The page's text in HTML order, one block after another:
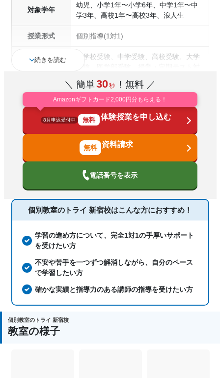
対象学年
幼児、小学1年〜小学6年、中学1年〜中
学3年、高校1年〜高校3年、浪人生
授業形式 個別指導(1対1)
通塾の目的
小学校受験、中学受験、高校受験、大学
型選抜(旧AO)対策、推薦入試対策、学校
別特化対策、国公立大対策、私大対策、
共通テスト対策、英検(英語検定)対策、
漢検(漢字検定)対策、数学特化対策、英
語・英会話特化対策、その他科目別特化
対策
中高一貫校生に対応、授業の振替可能、
不登校生に対応、学習にPC・タブレット
を利用、オンライン対応、1科目から受
講可能、季節講習のみの受講可、発達障
害・学習障害の子どもに対応、自習室あ
り
国語、現代文、古典（古文・漢文）、算
数、数学、理科、物理、化学、生物、地
総合、政治経済、地理、英語、英会話、
情報、小論文
続きを読む
＼ 簡単30秒 ！無料 ／
Amazonギフトカード2,000円分もらえる！
8月申込受付中 無料 体験授業を申し込む
資料請求
電話番号を表示
個別教室のトライ 新宿校はこんな方におすすめ！
学習の進め方について、完全1対1の手厚いサポート
を受けたい方
不安や苦手を一つずつ解消しながら、自分のペース
で学習したい方
確かな実績と指導力のある講師の指導を受けたい方
個別教室のトライ 新宿校
教室の様子